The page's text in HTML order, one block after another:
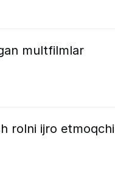
multfilmlar
rolni ijro etmoqchi